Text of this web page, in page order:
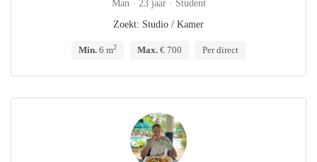
Man · 23 jaar · Student
Zoekt: Studio / Kamer
Min. 6 m2 Max. € 700 Per direct